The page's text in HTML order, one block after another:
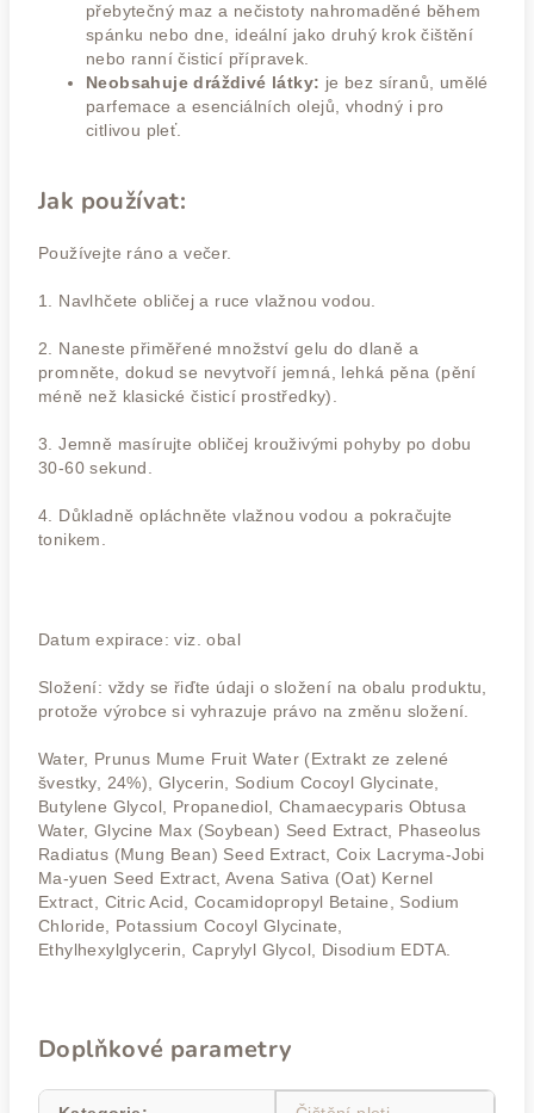
přebytečný maz a nečistoty nahromaděné během
spánku nebo dne, ideální jako druhý krok čištění
nebo ranní čisticí přípravek.
Neobsahuje dráždivé látky: je bez síranů, umělé
parfemace a esenciálních olejů, vhodný i pro
citlivou pleť.
Jak používat:
Používejte ráno a večer.
1. Navlhčete obličej a ruce vlažnou vodou.
2. Naneste přiměřené množství gelu do dlaně a
promněte, dokud se nevytvoří jemná, lehká pěna (pění
méně než klasické čisticí prostředky).
3. Jemně masírujte obličej krouživými pohyby po dobu
30-60 sekund.
4. Důkladně opláchněte vlažnou vodou a pokračujte
tonikem.
Datum expirace: viz. obal
Složení: vždy se řiďte údaji o složení na obalu produktu,
protože výrobce si vyhrazuje právo na změnu složení.
Water, Prunus Mume Fruit Water (Extrakt ze zelené
švestky, 24%), Glycerin, Sodium Cocoyl Glycinate,
Butylene Glycol, Propanediol, Chamaecyparis Obtusa
Water, Glycine Max (Soybean) Seed Extract, Phaseolus
Radiatus (Mung Bean) Seed Extract, Coix Lacryma-Jobi
Ma-yuen Seed Extract, Avena Sativa (Oat) Kernel
Extract, Citric Acid, Cocamidopropyl Betaine, Sodium
Chloride, Potassium Cocoyl Glycinate,
Ethylhexylglycerin, Caprylyl Glycol, Disodium EDTA.
Doplňkové parametry